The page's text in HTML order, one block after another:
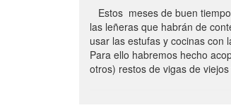
Estos meses de buen
las leñeras que habrán de
usar las estufas y cocinas con
Para ello habremos hecho
otros) restos de vigas de